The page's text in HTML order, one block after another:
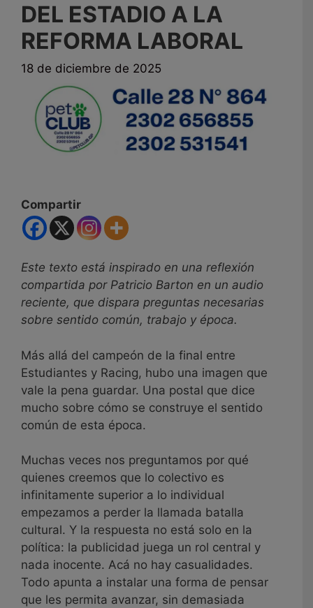
DEL ESTADIO A LA
REFORMA LABORAL
18 de diciembre de 2025
Compartir
Este texto está inspirado en una reflexión
compartida por Patricio Barton en un audio
reciente, que dispara preguntas necesarias
sobre sentido común, trabajo y época.
Más allá del campeón de la final entre
Estudiantes y Racing, hubo una imagen que
vale la pena guardar. Una postal que dice
mucho sobre cómo se construye el sentido
común de esta época.
Muchas veces nos preguntamos por qué
quienes creemos que lo colectivo es
infinitamente superior a lo individual
empezamos a perder la llamada batalla
cultural. Y la respuesta no está solo en la
política: la publicidad juega un rol central y
nada inocente. Acá no hay casualidades.
Todo apunta a instalar una forma de pensar
que les permita avanzar, sin demasiada